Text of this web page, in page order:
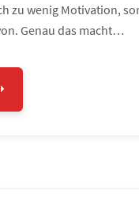
zu wenig Motivation,
Genau das macht…